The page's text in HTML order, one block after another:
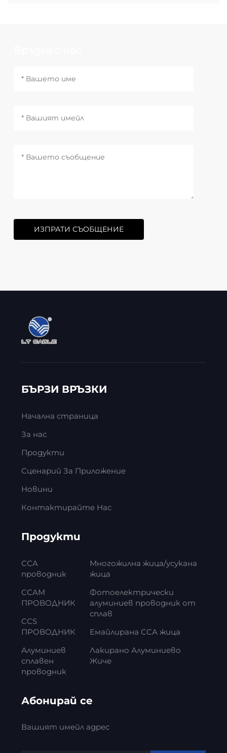
ИЗПРАТИ СЪОБЩЕНИЕ
БЪРЗИ ВРЪЗКИ
Начална страница
За нас
Продукти
Сценарий За Приложение
Новини
Контактирайте Нас
Продукти
CCA
проводник
CCAM
ПРОВОДНИК
CCS
ПРОВОДНИК
Алуминиев
сплавен
проводник
Многожилна жица/усукана
жица
Фотоелектрически
алуминиев проводник от
сплав
Емайлирана CCA жица
Лакирано Алуминиево
Жиче
Абонирай се
Вашият имейл адрес